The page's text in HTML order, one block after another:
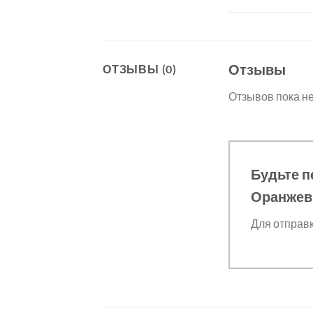
ОТЗЫВЫ (0) Отзывы
Отзывов пока
Будьте
Для